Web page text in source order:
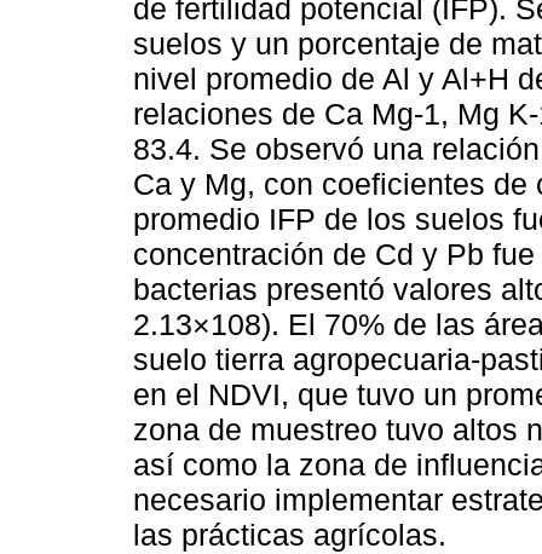
de fertilidad potencial (IFP).
suelos y un porcentaje de
nivel promedio de Al y Al+H
relaciones de Ca Mg-1, Mg
83.4. Se observó una
Ca y Mg, con coeficientes
promedio IFP de los suelos
concentración de Cd y Pb
bacterias presentó valores
2.13×108). El 70% de las
suelo tierra agropecuaria-
en el NDVI, que tuvo un
zona de muestreo tuvo altos
así como la zona de
necesario implementar
las prácticas agrícolas.